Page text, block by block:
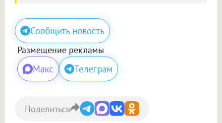
Сообщить новость
Размещение рекламы
Макс Телеграм
Поделиться